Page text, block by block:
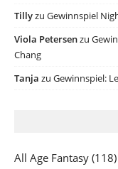
Tillyzu Gewinnspiel
Viola Petersenzu
Chang
Tanja zu Gewinnspiel:
All Age Fantasy (118)